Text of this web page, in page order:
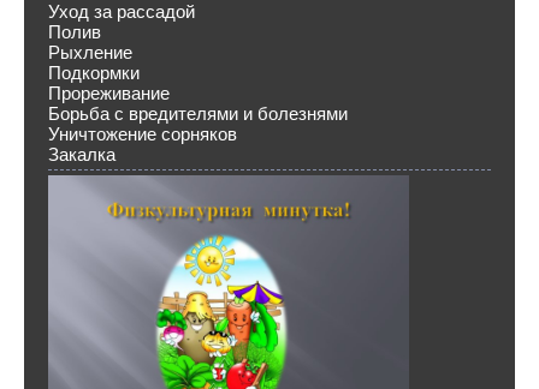
Уход за рассадой
Полив
Рыхление
Подкормки
Прореживание
Борьба с вредителями и болезнями
Уничтожение сорняков
Закалка